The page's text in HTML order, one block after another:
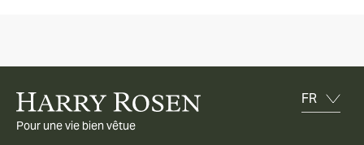
Pour une vie bien vêtue